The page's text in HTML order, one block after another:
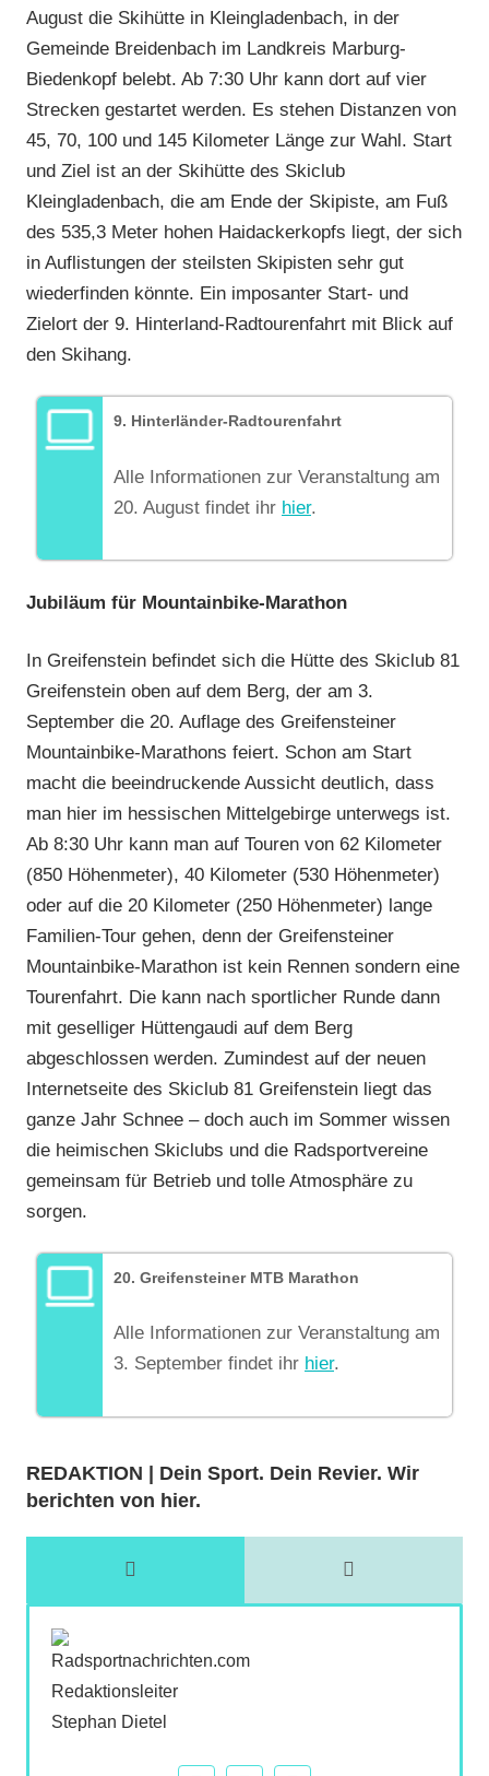
August die Skihütte in Kleingladenbach, in der
Gemeinde Breidenbach im Landkreis Marburg-
Biedenkopf belebt. Ab 7:30 Uhr kann dort auf vier
Strecken gestartet werden. Es stehen Distanzen von
45, 70, 100 und 145 Kilometer Länge zur Wahl. Start
und Ziel ist an der Skihütte des Skiclub
Kleingladenbach, die am Ende der Skipiste, am Fuß
des 535,3 Meter hohen Haidackerkopfs liegt, der sich
in Auflistungen der steilsten Skipisten sehr gut
wiederfinden könnte. Ein imposanter Start- und
Zielort der 9. Hinterland-Radtourenfahrt mit Blick auf
den Skihang.
9. Hinterländer-Radtourenfahrt
Alle Informationen zur Veranstaltung am
20. August findet ihr hier.
Jubiläum für Mountainbike-Marathon
In Greifenstein befindet sich die Hütte des Skiclub 81
Greifenstein oben auf dem Berg, der am 3.
September die 20. Auflage des Greifensteiner
Mountainbike-Marathons feiert. Schon am Start
macht die beeindruckende Aussicht deutlich, dass
man hier im hessischen Mittelgebirge unterwegs ist.
Ab 8:30 Uhr kann man auf Touren von 62 Kilometer
(850 Höhenmeter), 40 Kilometer (530 Höhenmeter)
oder auf die 20 Kilometer (250 Höhenmeter) lange
Familien-Tour gehen, denn der Greifensteiner
Mountainbike-Marathon ist kein Rennen sondern eine
Tourenfahrt. Die kann nach sportlicher Runde dann
mit geselliger Hüttengaudi auf dem Berg
abgeschlossen werden. Zumindest auf der neuen
Internetseite des Skiclub 81 Greifenstein liegt das
ganze Jahr Schnee – doch auch im Sommer wissen
die heimischen Skiclubs und die Radsportvereine
gemeinsam für Betrieb und tolle Atmosphäre zu
sorgen.
20. Greifensteiner MTB Marathon
Alle Informationen zur Veranstaltung am
3. September findet ihr hier.
REDAKTION | Dein Sport. Dein Revier. Wir
berichten von hier.